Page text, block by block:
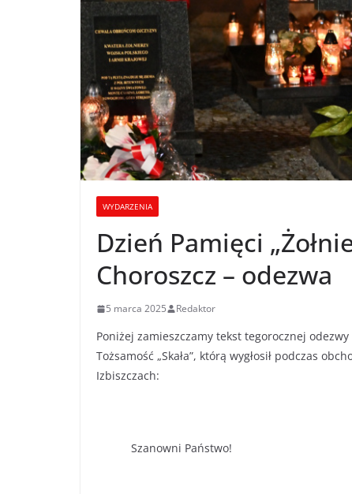
WYDARZENIA
Dzień Pamięci
Choroszcz – odezwa
5 marca 2025 Redaktor
Poniżej zamieszczamy tekst tegorocznej
Tożsamość „Skała”, którą wygłosił podczas
Izbiszczach:
Szanowni Państwo!